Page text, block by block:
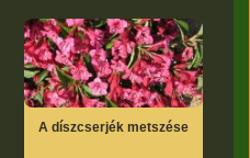
A díszcserjék metszése